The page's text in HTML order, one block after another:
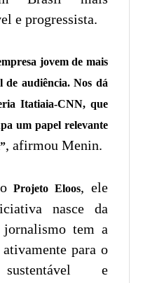
e progressista.
jovem de mais
de audiência. Nos dá
Itatiaia-CNN, que
um papel relevante
, afirmou Menin.
oProjeto Eloos, ele
nasce da
tem a
para o
sustentável e